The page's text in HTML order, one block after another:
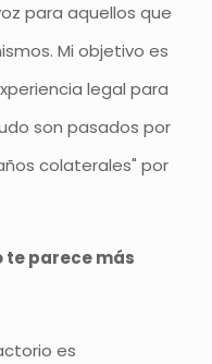
para aquellos que
Mi objetivo es
legal para
son pasados por
colaterales" por
te parece más
es